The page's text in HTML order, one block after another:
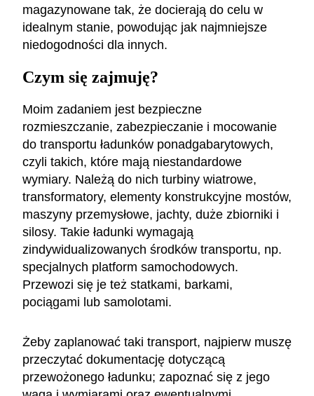
magazynowane tak, że docierają do celu w
idealnym stanie, powodując jak najmniejsze
niedogodności dla innych.
Czym się zajmuję?
Moim zadaniem jest bezpieczne
rozmieszczanie, zabezpieczanie i mocowanie
do transportu ładunków ponadgabarytowych,
czyli takich, które mają niestandardowe
wymiary. Należą do nich turbiny wiatrowe,
transformatory, elementy konstrukcyjne mostów,
maszyny przemysłowe, jachty, duże zbiorniki i
silosy. Takie ładunki wymagają
zindywidualizowanych środków transportu, np.
specjalnych platform samochodowych.
Przewozi się je też statkami, barkami,
pociągami lub samolotami.
Żeby zaplanować taki transport, najpierw muszę
przeczytać dokumentację dotyczącą
przewożonego ładunku; zapoznać się z jego